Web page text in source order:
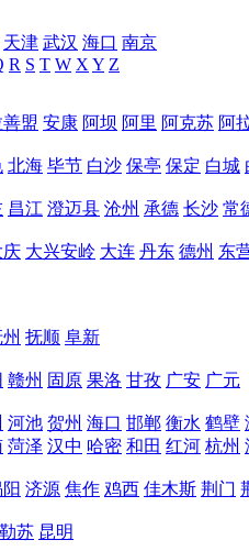
天津 武汉 海口 南京
R S T W X Y Z
善盟 安康 阿坝 阿里 阿克苏 阿
北海 毕节 白沙 保亭 保定 白城
昌江 澄迈县 沧州 承德 长沙 常
庆 大兴安岭 大连 丹东 德州 东
抚顺 阜新
赣州 固原 果洛 甘孜 广安 广元
河池 贺州 海口 邯郸 衡水 鹤壁
菏泽 汉中 哈密 和田 红河 杭州
济源 焦作 鸡西 佳木斯 荆门
苏 昆明